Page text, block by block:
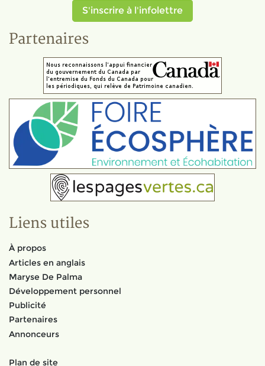
S'inscrire à l'infolettre
Partenaires
Liens utiles
À propos
Articles en anglais
Maryse De Palma
Développement personnel
Publicité
Partenaires
Annonceurs
Plan de site